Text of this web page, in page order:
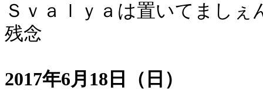
Ｓｖａｌｙａは置いてましぇ
残念
2017年6月18日（日）